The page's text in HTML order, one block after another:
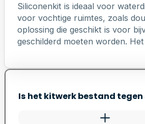
Siliconenkit is ideaal voor
voor vochtige ruimtes, zoals
oplossing die geschikt is voor
geschilderd moeten worden.
Is het kitwerk bestand